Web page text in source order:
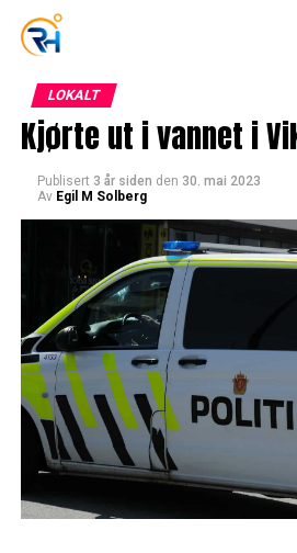
LOKALT
Kjørte ut i vannet i
Publisert 3 år siden den 30. mai 2023
Av Egil M Solberg